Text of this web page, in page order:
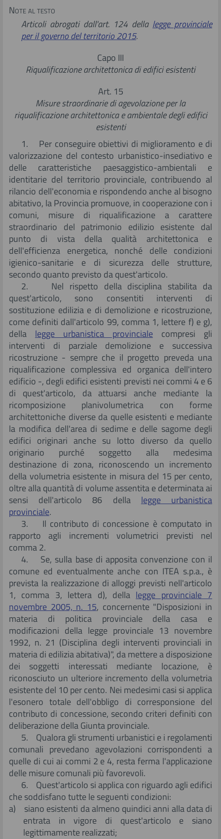
Note al testo
Articoli abrogati dall'art. 124 della legge provinciale
per il governo del territorio 2015.
Capo III
Riqualificazione architettonica di edifici esistenti
Art. 15
Misure straordinarie di agevolazione per la
riqualificazione architettonica e ambientale degli edifici
esistenti
1. Per conseguire obiettivi di miglioramento e di
valorizzazione del contesto urbanistico-insediativo e
delle caratteristiche paesaggistico-ambientali e
identitarie del territorio provinciale, contribuendo al
rilancio dell'economia e rispondendo anche al bisogno
abitativo, la Provincia promuove, in cooperazione con i
comuni, misure di riqualificazione a carattere
straordinario del patrimonio edilizio esistente dal
punto di vista della qualità architettonica e
dell'efficienza energetica, nonché delle condizioni
igienico-sanitarie e di sicurezza delle strutture,
secondo quanto previsto da quest'articolo.
2. Nel rispetto della disciplina stabilita da
quest'articolo, sono consentiti interventi di
sostituzione edilizia e di demolizione e ricostruzione,
come definiti dall'articolo 99, comma 1, lettere f) e g),
della legge urbanistica provinciale compresi gli
interventi di parziale demolizione e successiva
ricostruzione - sempre che il progetto preveda una
riqualificazione complessiva ed organica dell'intero
edificio -, degli edifici esistenti previsti nei commi 4 e 6
di quest'articolo, da attuarsi anche mediante la
ricomposizione planivolumetrica con forme
architettoniche diverse da quelle esistenti e mediante
la modifica dell'area di sedime e delle sagome degli
edifici originari anche su lotto diverso da quello
originario purché soggetto alla medesima
destinazione di zona, riconoscendo un incremento
della volumetria esistente in misura del 15 per cento,
oltre alla quantità di volume assentita e determinata ai
sensi dell'articolo 86 della legge urbanistica
provinciale.
3. Il contributo di concessione è computato in
rapporto agli incrementi volumetrici previsti nel
comma 2.
4. Se, sulla base di apposita convenzione con il
comune ed eventualmente anche con ITEA s.p.a., è
prevista la realizzazione di alloggi previsti nell'articolo
1, comma 3, lettera d), della legge provinciale 7
novembre 2005, n. 15, concernente "Disposizioni in
materia di politica provinciale della casa e
modificazioni della legge provinciale 13 novembre
1992, n. 21 (Disciplina degli interventi provinciali in
materia di edilizia abitativa)", da mettere a disposizione
dei soggetti interessati mediante locazione, è
riconosciuto un ulteriore incremento della volumetria
esistente del 10 per cento. Nei medesimi casi si applica
l'esonero totale dell'obbligo di corresponsione del
contributo di concessione, secondo criteri definiti con
deliberazione della Giunta provinciale.
5. Qualora gli strumenti urbanistici e i regolamenti
comunali prevedano agevolazioni corrispondenti a
quelle di cui ai commi 2 e 4, resta ferma l'applicazione
delle misure comunali più favorevoli.
6. Quest'articolo si applica con riguardo agli edifici
che soddisfano tutte le seguenti condizioni:
a) siano esistenti da almeno quindici anni alla data di
entrata in vigore di quest'articolo e siano
legittimamente realizzati;